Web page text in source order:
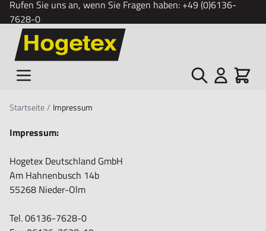
Rufen Sie uns an, wenn Sie Fragen haben: +49 (0)6136-
7628-0
Zum Inhalt springen
Suche Cart
Startseite/ Impressum
Impressum:
Hogetex Deutschland GmbH
Am Hahnenbusch 14b
55268 Nieder-Olm
Tel. 06136-7628-0